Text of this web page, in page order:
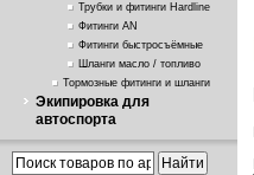
Трубки и фитинги Hardline
Фитинги AN
Фитинги быстросъёмные
Шланги масло / топливо
Тормозные фитинги и шланги
Экипировка для
автоспорта